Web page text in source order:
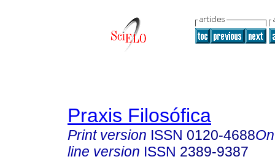
Praxis Filosófica
Print version ISSN 0120-4688
line version ISSN 2389-9387